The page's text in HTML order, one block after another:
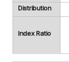
Distribution
Index Ratio